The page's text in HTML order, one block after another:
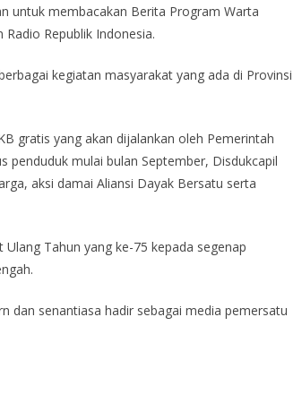
untuk membacakan Berita Program Warta
Republik Indonesia.
kegiatan masyarakat yang ada di Provinsi
gratis yang akan dijalankan oleh Pemerintah
penduduk mulai bulan September, Disdukcapil
aksi damai Aliansi Dayak Bersatu serta
Tahun yang ke-75 kepada segenap
dan senantiasa hadir sebagai media pemersatu